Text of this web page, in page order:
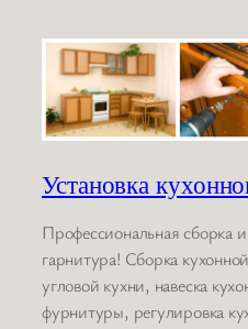
Установка
Профессиональная сборка
гарнитура! Сборка
угловой кухни, навеска
фурнитуры, регулировка